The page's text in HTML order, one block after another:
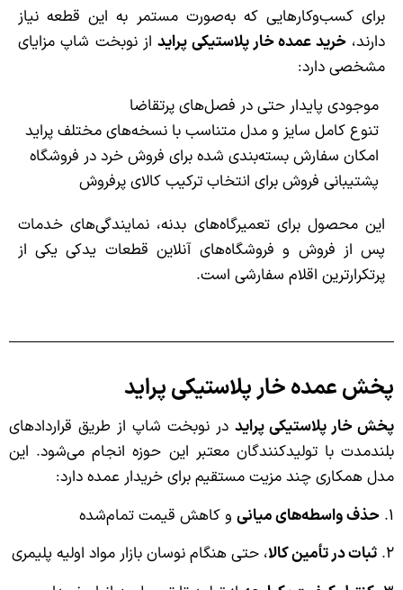
برای کسب‌وکارهایی که به‌صورت مستمر به این قطعه نیاز
دارند،خرید عمده خار پلاستیکی پرایداز نوبخت شاپ مزایای
مشخصی دارد:
موجودی پایدار حتی در فصل‌های پرتقاضا
تنوع کامل سایز و مدل متناسب با نسخه‌های مختلف پراید
امکان سفارش بسته‌بندی شده برای فروش خرد در فروشگاه
پشتیبانی فروش برای انتخاب ترکیب کالای پرفروش
این محصول برای تعمیرگاه‌های بدنه، نمایندگی‌های خدمات
پس از فروش و فروشگاه‌های آنلاین قطعات یدکی یکی از
پرتکرارترین اقلام سفارشی است.
پخش عمده خار پلاستیکی پراید
پخش خار پلاستیکی پراید در نوبخت شاپ از طریق قراردادهای
بلندمدت با تولیدکنندگان معتبر این حوزه انجام می‌شود. این
مدل همکاری چند مزیت مستقیم برای خریدار عمده دارد:
۱. حذف واسطه‌های میانی و کاهش قیمت تمام‌شده
۲. ثبات در تأمین کالا، حتی هنگام نوسان بازار مواد اولیه پلیمری